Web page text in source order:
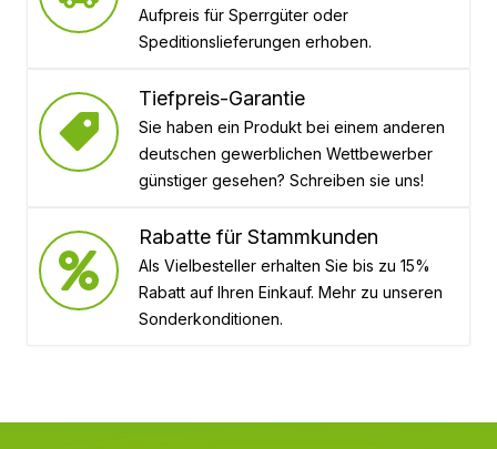
Aufpreis für Sperrgüter oder
Speditionslieferungen erhoben.
Tiefpreis-Garantie
Sie haben ein Produkt bei einem anderen
deutschen gewerblichen Wettbewerber
günstiger gesehen? Schreiben sie uns!
Rabatte für Stammkunden
Als Vielbesteller erhalten Sie bis zu 15%
Rabatt auf Ihren Einkauf. Mehr zu unseren
Sonderkonditionen.